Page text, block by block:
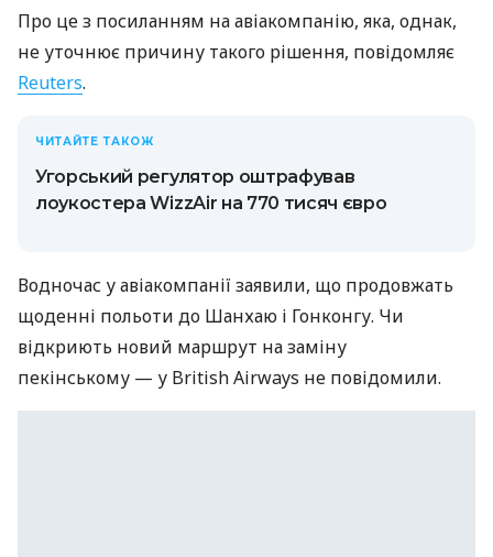
Про це з посиланням на авіакомпанію, яка, однак,
не уточнює причину такого рішення, повідомляє
Reuters.
ЧИТАЙТЕ ТАКОЖ
Угорський регулятор оштрафував
лоукостера WizzAir на 770 тисяч євро
Водночас у авіакомпанії заявили, що продовжать
щоденні польоти до Шанхаю і Гонконгу. Чи
відкриють новий маршрут на заміну
пекінському — у British Airways не повідомили.